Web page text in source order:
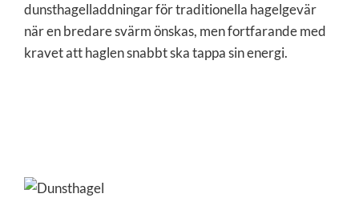
dunsthagelladdningar för traditionella hagelgevär
när en bredare svärm önskas, men fortfarande med
kravet att haglen snabbt ska tappa sin energi.